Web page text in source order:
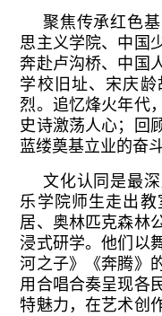
聚焦传承红色
思主义学院、中国
奔赴卢沟桥、中国
学校旧址、宋庆
烈。追忆烽火年代
史诗激荡人心；回
蓝缕奠基立业的奋
文化认同是最
乐学院师生走出
居、奥林匹克森林
浸式研学。他们以
河之子》《奔腾》
用合唱合奏呈现各
特魅力，在艺术创